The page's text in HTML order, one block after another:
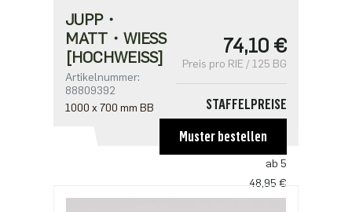
JUPP・
MATT・WIESS
[HOCHWEISS]
Artikelnummer:
88809392
1000 x 700 mm BB
74,10 €
Preis pro RIE / 125 BG
STAFFELPREISE
74,10 €
ab 5
48,95 €
Muster bestellen